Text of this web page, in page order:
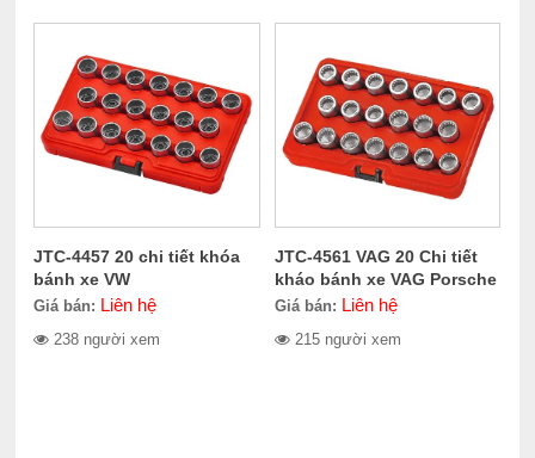
JTC-4457 20 chi tiết khóa
bánh xe VW
Giá bán: Liên hệ
238 người xem
JTC-4561 VAG 20 Chi tiết
kháo bánh xe VAG Porsche
Giá bán: Liên hệ
215 người xem